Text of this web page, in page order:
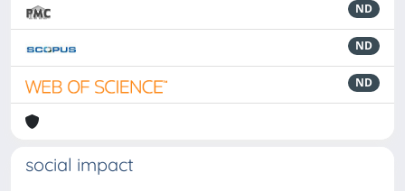
ND
ND
ND
social impact